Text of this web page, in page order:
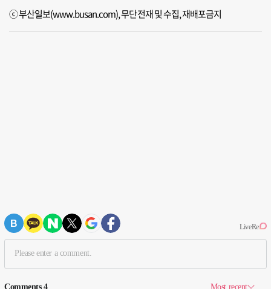
ⓒ 부산일보(www.busan.com), 무단전재 및 수집, 재배포금지